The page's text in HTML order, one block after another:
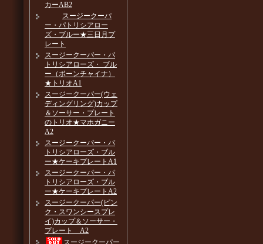
カーAB2
スージークーパ
ー・パトリシアロー
ズ・ブルー★三日月プ
レート
スージークーパー・パ
トリシアローズ・ ブル
ー（ボーンチャイナ）
★トリオA1
スージークーパー(ウェ
ディングリング)カップ
＆ソーサー・プレート
のトリオ★マホガニー
A2
スージークーパー・パ
トリシアローズ・ブル
ー★ケーキプレートA1
スージークーパー・パ
トリシアローズ・ブル
ー★ケーキプレートA2
スージークーパー(ピン
ク・スワンシースプレ
イ)カップ＆ソーサー・
プレート A2
スージークーパー